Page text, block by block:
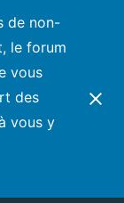
de non-
le forum
vous
des
vous y